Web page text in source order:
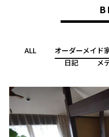
ALL オーダーメイド
日記
メ